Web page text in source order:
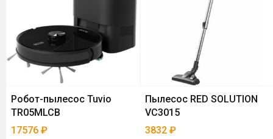
Робот-пылесос Tuvio
TR05MLCB
17576 ₽
Пылесос RED SOLUTION
VC3015
3832 ₽